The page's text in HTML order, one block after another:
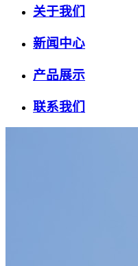
关于我们
新闻中心
产品展示
联系我们